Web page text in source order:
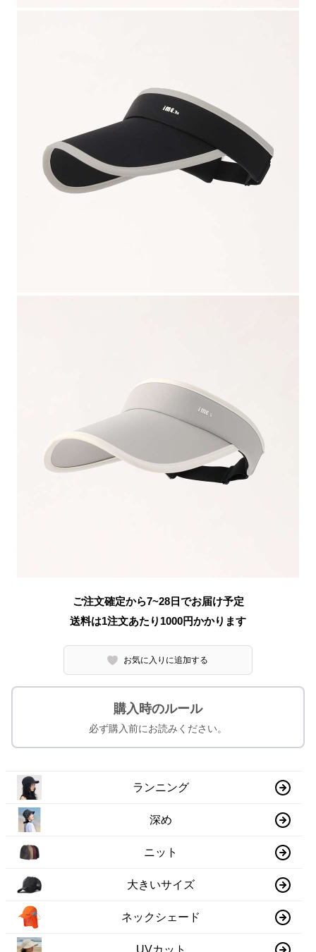
ご注文確定から7~28日でお届け予定
送料は1注文あたり 1000円かかります
お気に入りに追加する
購入時のルール
必ず購入前にお読みください。
ランニング
深め
ニット
大きいサイズ
ネックシェード
UVカット